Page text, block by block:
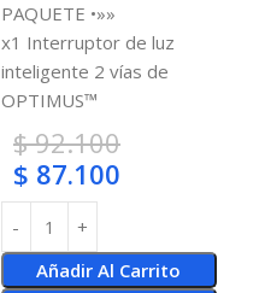
PAQUETE •»»
x1 Interruptor de luz
inteligente 2 vías de
OPTIMUS™
$92.100
$ 87.100
Añadir Al Carrito